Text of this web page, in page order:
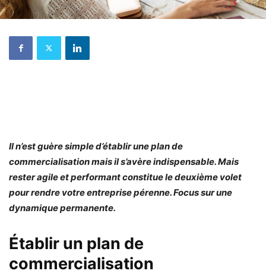
Il n’est guère simple d’établir une plan de
commercialisation mais il s’avère indispensable. Mais
rester agile et performant constitue le deuxième volet
pour rendre votre entreprise pérenne. Focus sur une
dynamique permanente.
Établir un plan de
commercialisation